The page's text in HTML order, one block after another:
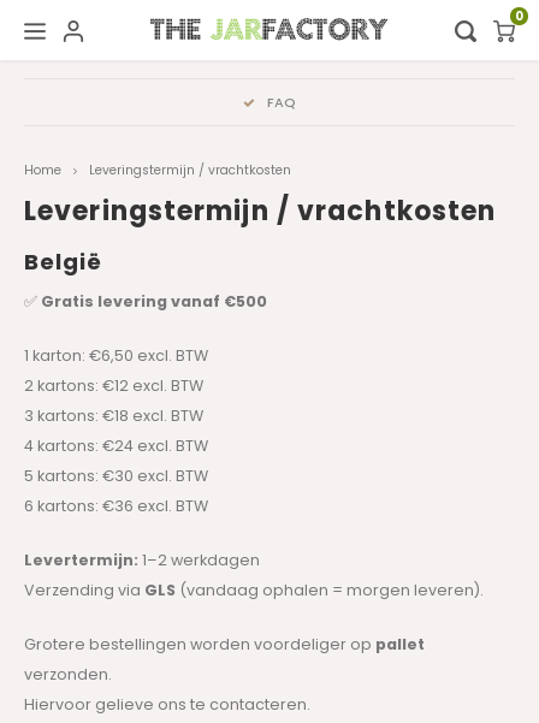
Hoofdmenu / digital showroom
Decoratie
Hoofdmenu
Nederlands
Deutsch
English
Français
0
FAQ
Home Leveringstermijn / vrachtkosten
Leveringstermijn / vrachtkosten
België
✅ Gratis levering vanaf €500
1 karton: €6,50 excl. BTW
2 kartons: €12 excl. BTW
3 kartons: €18 excl. BTW
4 kartons: €24 excl. BTW
5 kartons: €30 excl. BTW
6 kartons: €36 excl. BTW
Levertermijn: 1–2 werkdagen
Verzending via GLS (vandaag ophalen = morgen leveren).
Grotere bestellingen worden voordeliger op pallet
verzonden.
Hiervoor gelieve ons te contacteren.